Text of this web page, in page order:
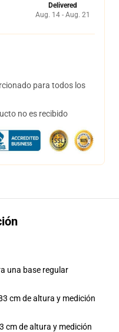
Delivered
Aug. 14 - Aug. 21
para todos los
no es recibido
una base regular
cm de altura y medición
cm de altura y medición